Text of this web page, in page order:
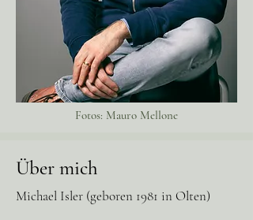
Fotos: Mauro Mellone
Über mich
Michael Isler (geboren 1981 in Olten)